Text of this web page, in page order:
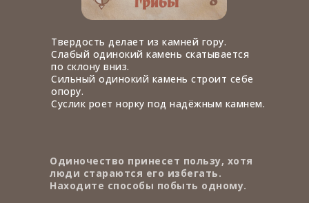
Твердость делает из камней гору.
Слабый одинокий камень скатывается
по склону вниз.
Сильный одинокий камень строит себе
опору.
Суслик роет норку под надёжным камнем.
Одиночество принесет пользу, хотя
люди стараются его избегать.
Находите способы побыть одному.